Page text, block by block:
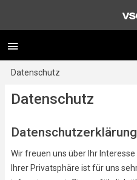
Datenschutz
Datenschutz
Datenschutzerklärung
Wir freuen uns über Ihr
Ihrer Privatsphäre ist für uns